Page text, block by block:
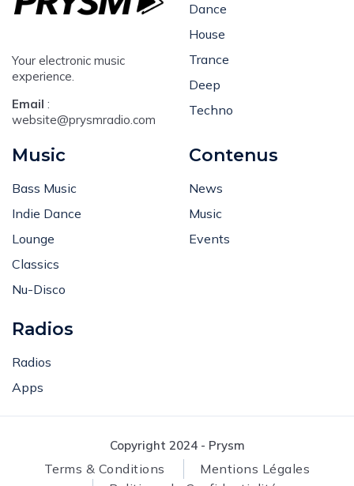
Your electronic music
experience.
Email :
website@prysmradio.com
Dance
House
Trance
Deep
Techno
Music
Bass Music
Indie Dance
Lounge
Classics
Nu-Disco
Contenus
News
Music
Events
Radios
Radios
Apps
Copyright 2024 - Prysm
Terms & Conditions
Mentions Légales